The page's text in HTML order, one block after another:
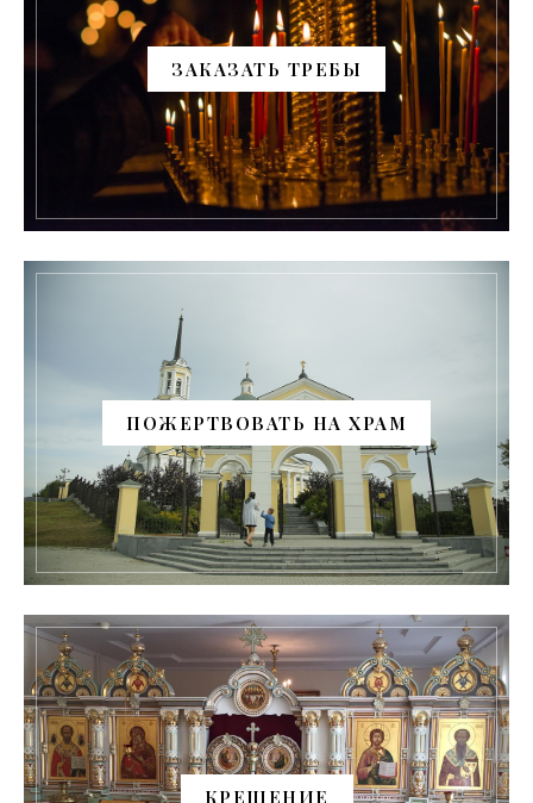
ЗАКАЗАТЬ ТРЕБЫ
ПОЖЕРТВОВАТЬ НА ХРАМ
КРЕЩЕНИЕ